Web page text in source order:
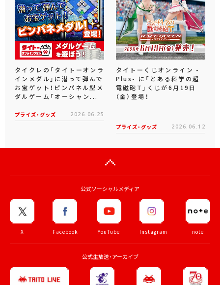
タイクレの「タイトーオンラ
インメダル」に潜って弾んで
お宝ゲット！ピンパネル型メ
ダルゲーム「オーシャン...
プライズ・グッズ 2026.06.25
タイトーくじオンライン -
Plus- に「とある科学の超
電磁砲T」くじが6月19日
（金）登場！
プライズ・グッズ 2026.06.12
公式ソーシャルメディア
X Facebook YouTube Instagram note
公式生放送・アーカイブ